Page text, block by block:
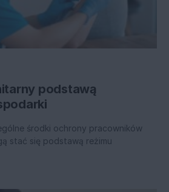
podstawą
środki ochrony pracowników
stać się podstawą reżimu